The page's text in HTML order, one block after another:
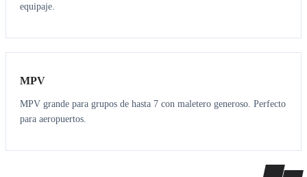
equipaje.
7 7
MPV
MPV grande para grupos de hasta 7 con maletero generoso. Perfecto
para aeropuertos.